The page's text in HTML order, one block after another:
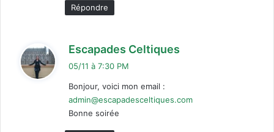
Répondre
Escapades Celtiques
:
05/11 à 7:30 PM
Bonjour, voici mon email :
admin@escapadesceltiques.com
Bonne soirée